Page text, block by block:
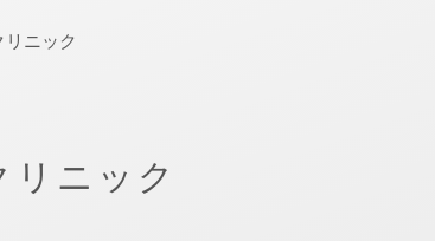
リニック
リニック